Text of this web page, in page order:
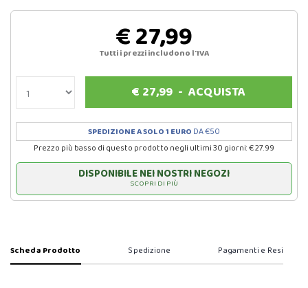
€ 27,99
Tutti i prezzi includono l'IVA
€ 27,99 -ACQUISTA
SPEDIZIONE A SOLO 1 EURO DA €50
Prezzo più basso di questo prodotto negli ultimi 30 giorni: € 27.99
DISPONIBILE NEI NOSTRI NEGOZI
SCOPRI DI PIÙ
Scheda Prodotto Spedizione Pagamenti e Resi